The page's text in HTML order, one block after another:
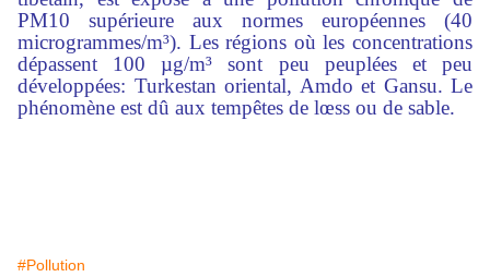
PM10 supérieure aux normes européennes (40
microgrammes/m³). Les régions où les concentrations
dépassent 100 µg/m³ sont peu peuplées et peu
développées: Turkestan oriental, Amdo et Gansu. Le
phénomène est dû aux tempêtes de lœss ou de sable.
#Pollution